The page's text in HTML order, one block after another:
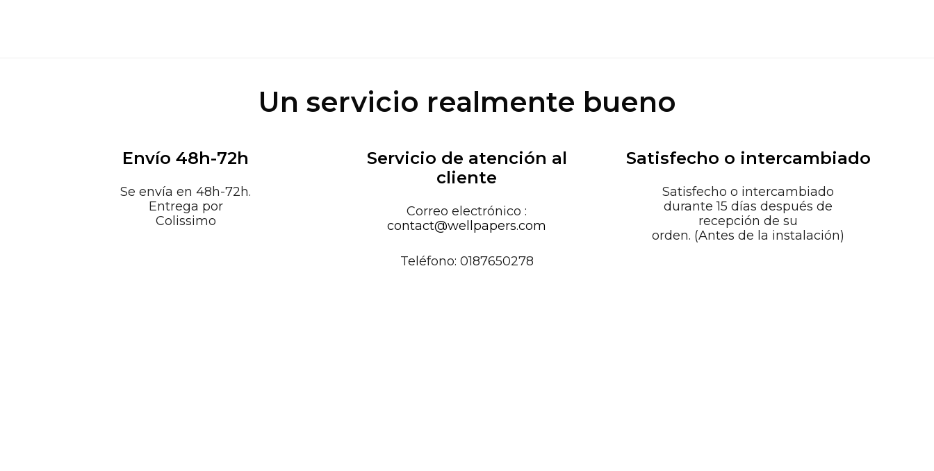
Un servicio realmente bueno
Envío 48h-72h
Se envía en 48h-72h.
Entrega por
Colissimo
Servicio de atención al
cliente
Correo electrónico :
contact@wellpapers.com
Teléfono: 0187650278
Satisfecho o intercambiado
Satisfecho o intercambiado
durante 15 días después de
recepción de su
orden. (Antes de la instalación)